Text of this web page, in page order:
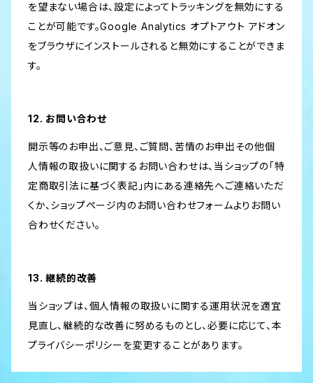
を望まない場合は、設定によってトラッキングを無効にする
ことが可能です。Google Analytics オプトアウト アドオン
をブラウザにインストールされると無効にすることができま
す。
12. お問い合わせ
開示等のお申出、ご意見、ご質問、苦情のお申出その他個
人情報の取扱いに関するお問い合わせは、当ショップの「特
定商取引法に基づく表記」内にある連絡先へご連絡いただ
くか、ショップページ内のお問い合わせフォームよりお問い
合わせください。
13. 継続的改善
当ショップは、個人情報の取扱いに関する運用状況を適宜
見直し、継続的な改善に努めるものとし、必要に応じて、本
プライバシーポリシーを変更することがあります。